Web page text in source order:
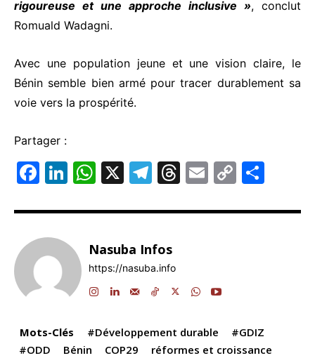
rigoureuse et une approche inclusive », conclut
Romuald Wadagni.
Avec une population jeune et une vision claire, le
Bénin semble bien armé pour tracer durablement sa
voie vers la prospérité.
Partager :
F
c
e
b
o
k
Li
k
e
dI
n
W
at
s
A
p
X
T
e
gr
a
m
T
e
s
E
ai
C
p ta
Nasuba Infos
https://nasuba.info
Mots-Clés #Développement durable
#GDIZ
#ODD
Bénin COP29 réformes et croissance